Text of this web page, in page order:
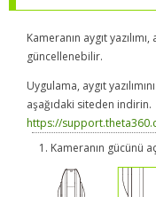
Kameranın aygıt
güncellenebilir.
Uygulama, aygıt
aşağıdaki siteden indirin.
https://
Kameranın gücünü